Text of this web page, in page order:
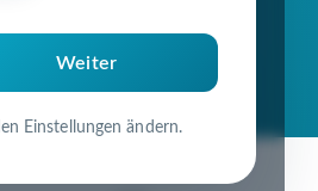
Weiter
Einstellungen ändern.